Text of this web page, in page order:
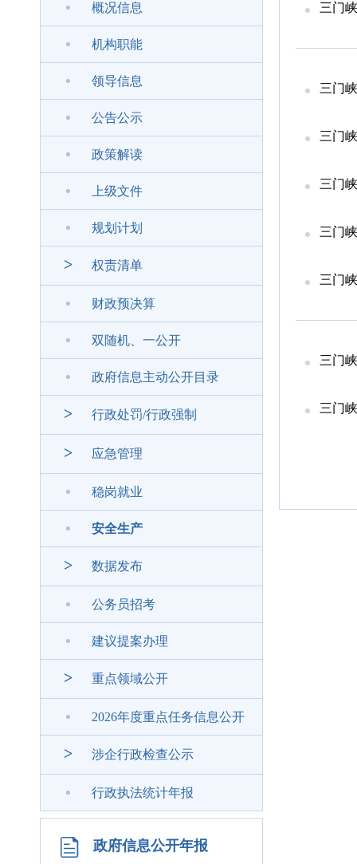
概况信息
机构职能
领导信息
公告公示
政策解读
上级文件
规划计划
> 权责清单
财政预决算
双随机、一公开
政府信息主动公开目录
> 行政处罚/行政强制
> 应急管理
稳岗就业
安全生产
> 数据发布
公务员招考
建议提案办理
> 重点领域公开
2026年度重点任务信息公开
> 涉企行政检查公示
行政执法统计年报
政府信息公开年报
三门
三门
三门
三门
三门
三门
三门
三门